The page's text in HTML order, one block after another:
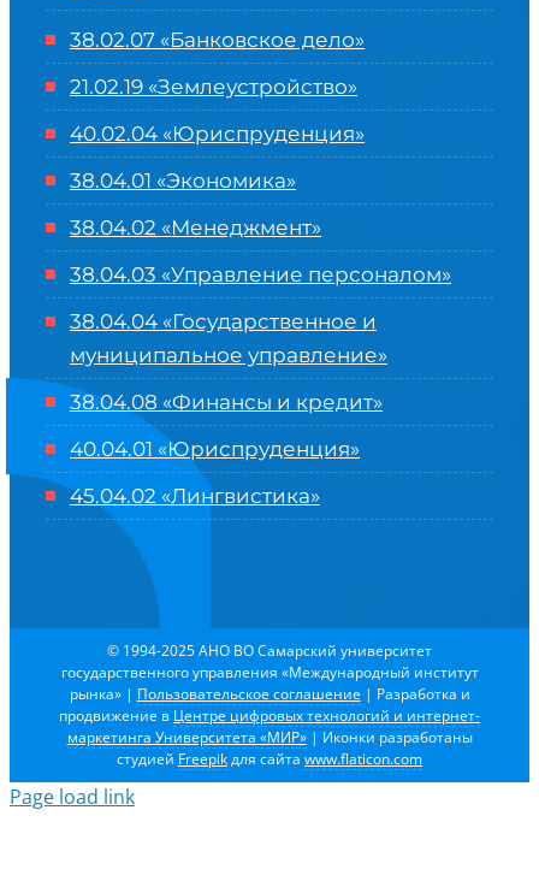
38.02.07 «Банковское дело»
21.02.19 «Землеустройство»
40.02.04 «Юриспруденция»
38.04.01 «Экономика»
38.04.02 «Менеджмент»
38.04.03 «Управление персоналом»
38.04.04 «Государственное и
муниципальное управление»
38.04.08 «Финансы и кредит»
40.04.01 «Юриспруденция»
45.04.02 «Лингвистика»
© 1994-2025 АНО ВО Самарский университет
государственного управления «Международный институт
рынка» | Пользовательское соглашение | Разработка и
продвижение в Центре цифровых технологий и интернет-
маркетинга Университета «МИР»| Иконки разработаны
студией Freepikдля сайта www.flaticon.com
Page load link